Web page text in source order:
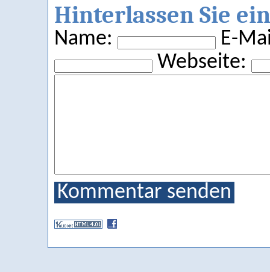
Hinterlassen Sie
Name:
E-
Webseite:
Kommentar senden